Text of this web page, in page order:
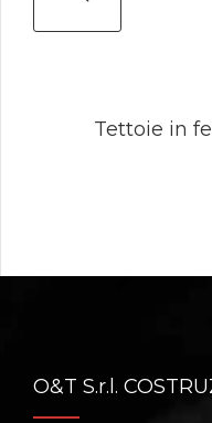
Tettoie in
O&T S.r.l.